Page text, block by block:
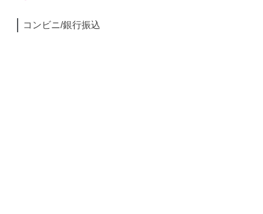
コンビニ/銀行振込